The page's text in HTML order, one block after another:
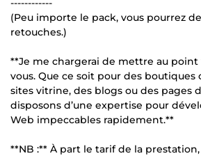
------------
(Peu importe le pack, vous pourrez
retouches.)
**Je me chargerai de mettre au
vous. Que ce soit pour des boutiques
sites vitrine, des blogs ou des pages
disposons d’une expertise pour
Web impeccables rapidement.**
**NB :** À part le tarif de la